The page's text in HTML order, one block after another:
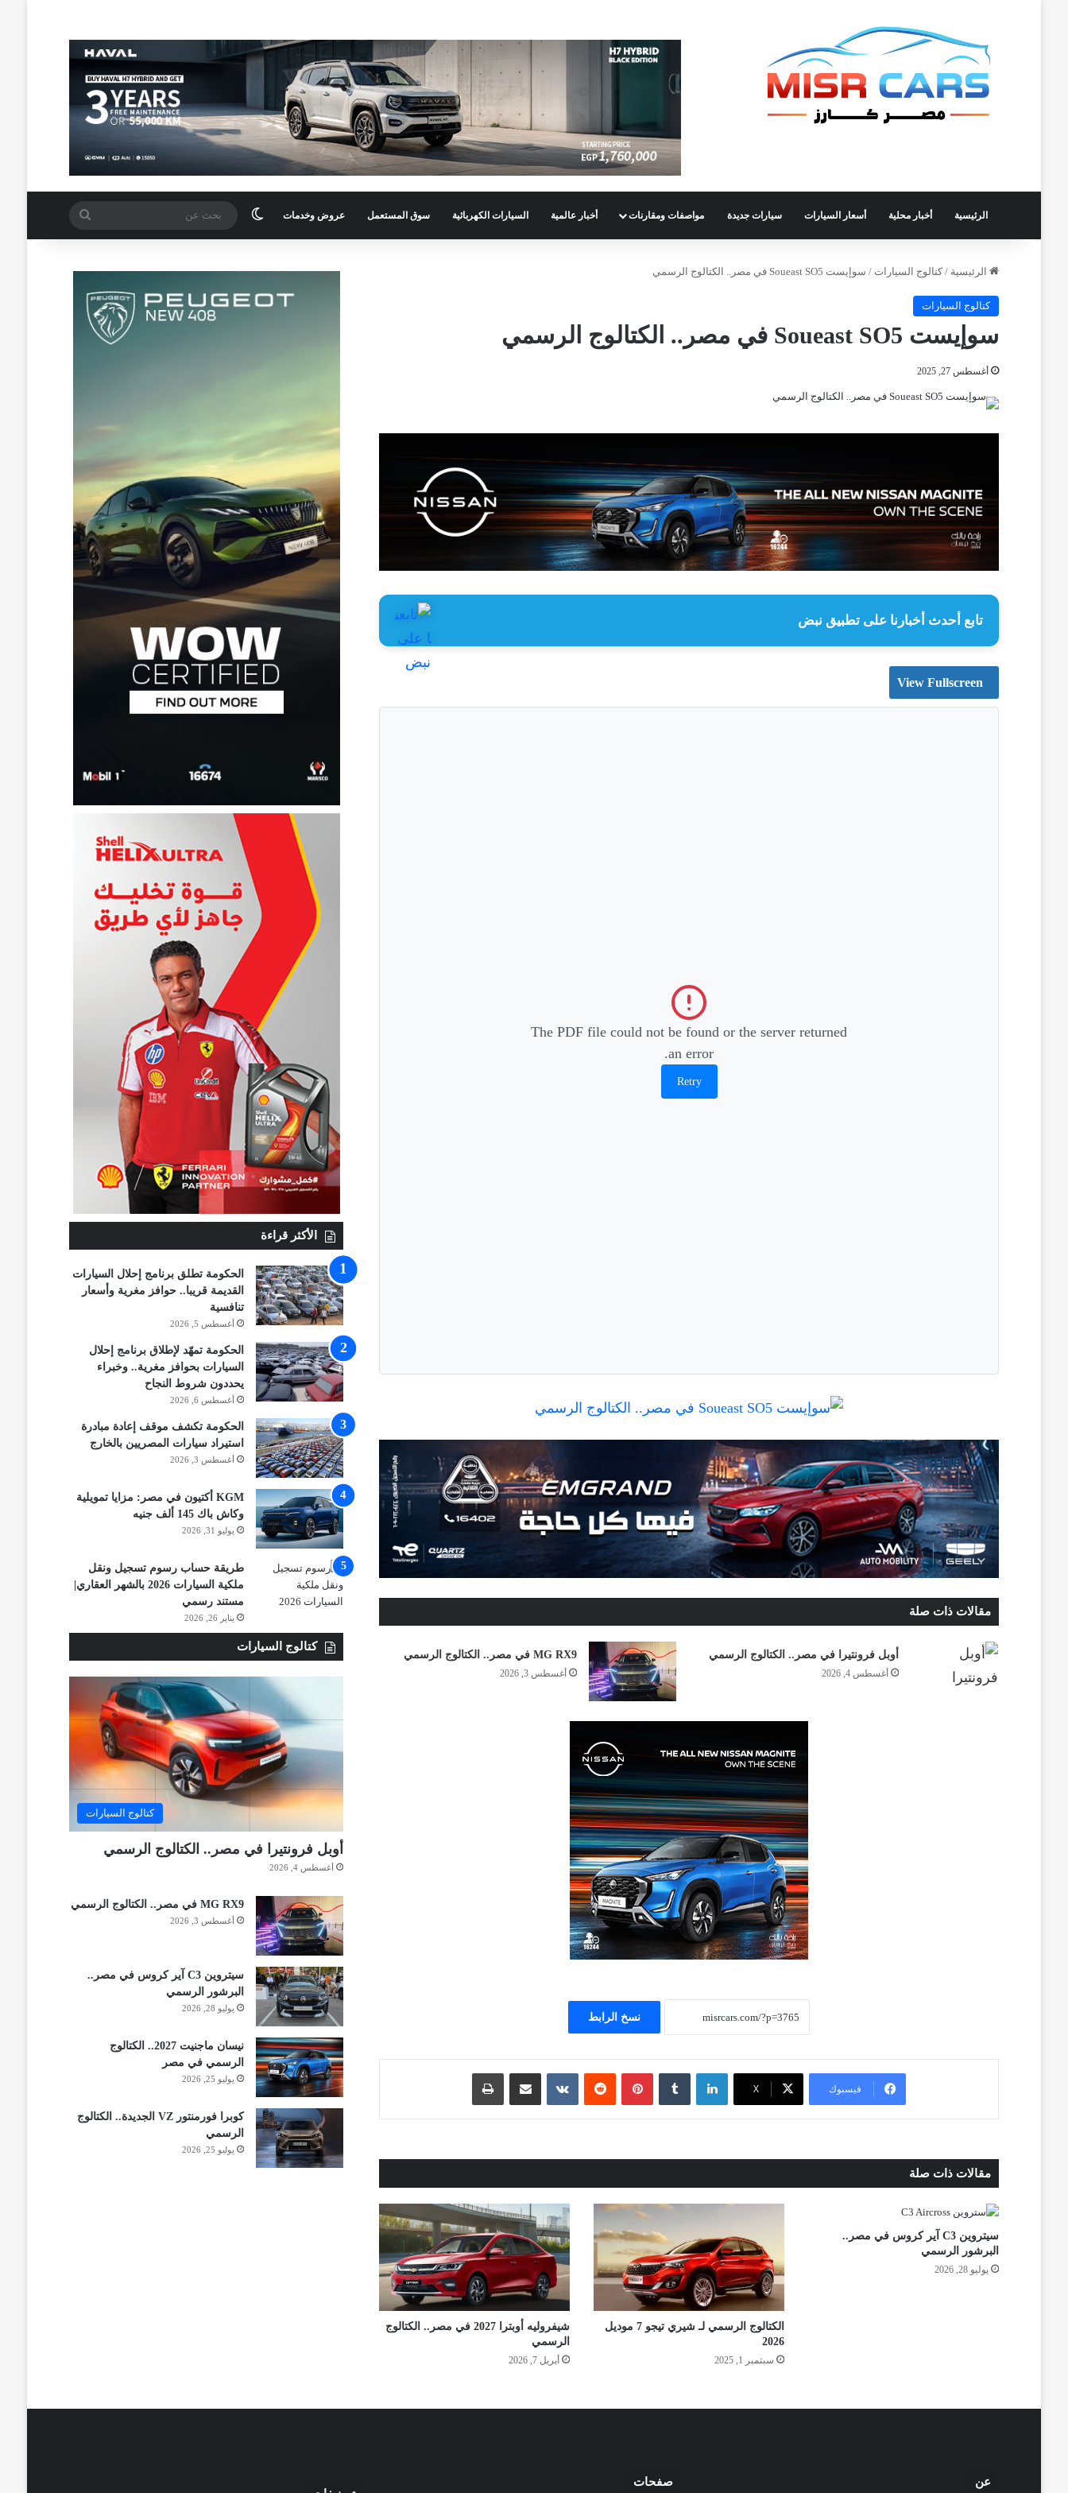
الرئيسية أخبار محلية أسعار السيارات سيارات جديدة مواصفات ومقارنات أخبار عالمية السيارات الكهربائية سوق المستعمل عروض وخدمات الوضع المظلم بحث
عن
الرئيسية / كتالوج السيارات / سوإيست Soueast SO5 في مصر.. الكتالوج الرسمي
كتالوج السيارات
سوإيست Soueast SO5 في مصر.. الكتالوج الرسمي
أغسطس 27, 2025
تابع أحدث أخبارنا على تطبيق نبض
View Fullscreen
The PDF file could not be found or the server returned
an error.
Retry
مقالات ذات صلة
أوبل فرونتيرا في مصر.. الكتالوج الرسمي
أغسطس 4, 2026
MG RX9 في مصر.. الكتالوج الرسمي
أغسطس 3, 2026
نسخ الرابط
فيسبوك ‫X
لينكدإن ‏Tumblr بينتيريست
‏Reddit
‏VKontakte مشاركة عبر البريد طباعة
مقالات ذات صلة
سيتروين C3 آير كروس في مصر..
البرشور الرسمي
يوليو 28, 2026
الكتالوج الرسمي لـ شيري تيجو 7 موديل
2026
سبتمبر 1, 2025
شيفروليه أوبترا 2027 في مصر.. الكتالوج
الرسمي
أبريل 7, 2026
الأكثر قراءة
الحكومة تطلق برنامج إحلال السيارات
القديمة قريبا.. حوافز مغرية وأسعار
تنافسية
أغسطس 5, 2026
الحكومة تمهّد لإطلاق برنامج إحلال
السيارات بحوافز مغرية.. وخبراء
يحددون شروط النجاح
أغسطس 6, 2026
الحكومة تكشف موقف إعادة مبادرة
استيراد سيارات المصريين بالخارج
أغسطس 3, 2026
KGM أكتيون في مصر: مزايا تمويلية
وكاش باك 145 ألف جنيه
يوليو 31, 2026
طريقة حساب رسوم تسجيل ونقل
ملكية السيارات 2026 بالشهر العقاري|
مستند رسمي
يناير 26, 2026
كتالوج السيارات
كتالوج السيارات
أوبل فرونتيرا في مصر.. الكتالوج الرسمي
أغسطس 4, 2026
MG RX9 في مصر.. الكتالوج الرسمي
أغسطس 3, 2026
سيتروين C3 آير كروس في مصر..
البرشور الرسمي
يوليو 28, 2026
نيسان ماجنيت 2027.. الكتالوج
الرسمي في مصر
يوليو 25, 2026
كوبرا فورمنتور VZ الجديدة.. الكتالوج
الرسمي
يوليو 25, 2026
عن
صفحات